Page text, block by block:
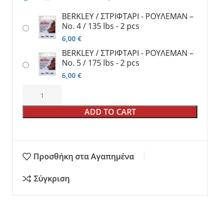
BERKLEY / ΣΤΡΙΦΤΑΡΙ - ΡΟΥΛΕΜΑΝ –
Νο. 4 / 135 lbs - 2 pcs
6,00 €
BERKLEY / ΣΤΡΙΦΤΑΡΙ - ΡΟΥΛΕΜΑΝ –
Νο. 5 / 175 lbs - 2 pcs
6,00 €
ADD TO CART
Προσθήκη στα Αγαπημένα
Σύγκριση